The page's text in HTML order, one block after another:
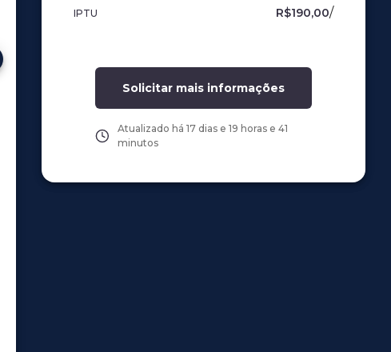
IPTU R$190,00/
Solicitar mais informações
Atualizado há 17 dias e 19 horas e 41
minutos